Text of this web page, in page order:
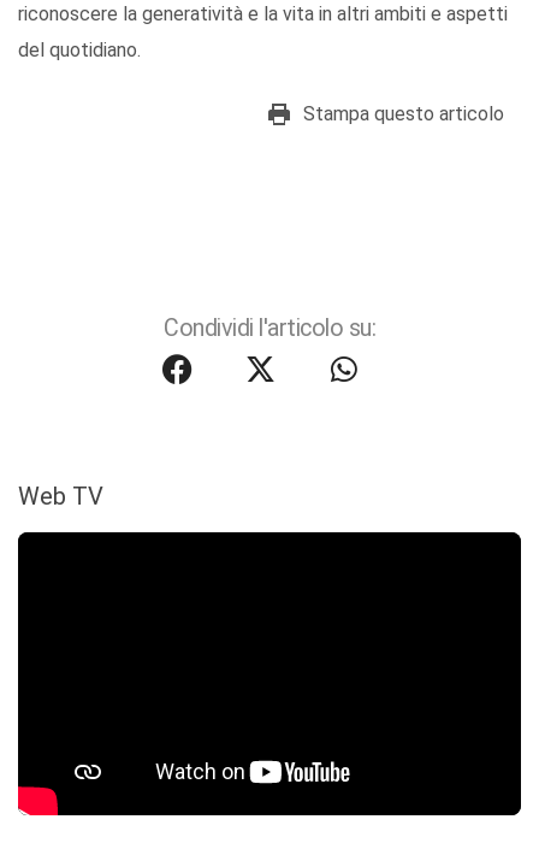
riconoscere la generatività e la vita in altri ambiti e aspetti
del quotidiano.
Stampa questo articolo
Condividi l'articolo su:
Web TV